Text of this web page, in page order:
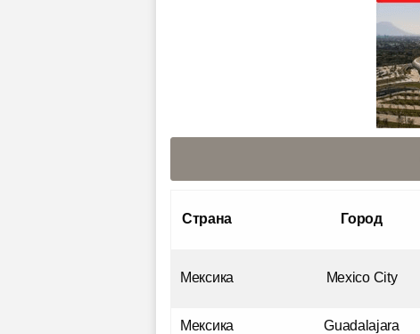
Страна Город
Мексика Mexico City
Мексика Guadalajara